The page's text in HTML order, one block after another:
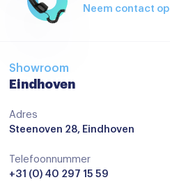
Neem contact op
Showroom
Eindhoven
Adres
Steenoven 28, Eindhoven
Telefoonnummer
+31 (0) 40 297 15 59